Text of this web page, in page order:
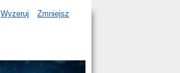
Wyzeruj Zmniejsz